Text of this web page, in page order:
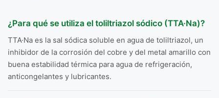
¿Para qué se utiliza el toliltriazol sódico (TTA·Na)?
TTA·Na es la sal sódica soluble en agua de toliltriazol, un
inhibidor de la corrosión del cobre y del metal amarillo con
buena estabilidad térmica para agua de refrigeración,
anticongelantes y lubricantes.